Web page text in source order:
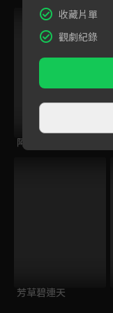
阿芬的幸福修練
芳草碧連天
收藏片單
觀劇紀錄